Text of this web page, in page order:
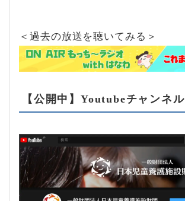
＜過去の放送を聴いてみる＞
【公開中】Youtubeチャンネル